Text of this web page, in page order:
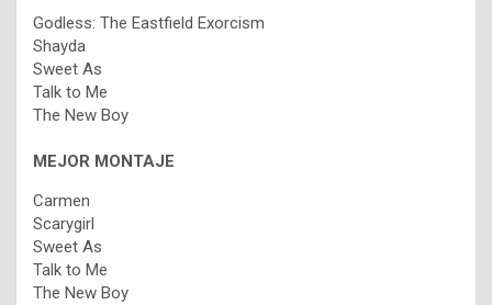
Godless: The Eastfield Exorcism
Shayda
Sweet As
Talk to Me
The New Boy
MEJOR MONTAJE
Carmen
Scarygirl
Sweet As
Talk to Me
The New Boy